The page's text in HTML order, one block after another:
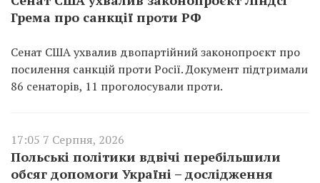
Грема про санкції проти РФ
Сенат США ухвалив двопартійний законопроєкт про
посилення санкцій проти Росії. Документ підтримали
86 сенаторів, 11 проголосували проти.
17:05 7 Серпня, 2026
Польські політики вдвічі перебільшили
обсяг допомоги Україні – дослідження